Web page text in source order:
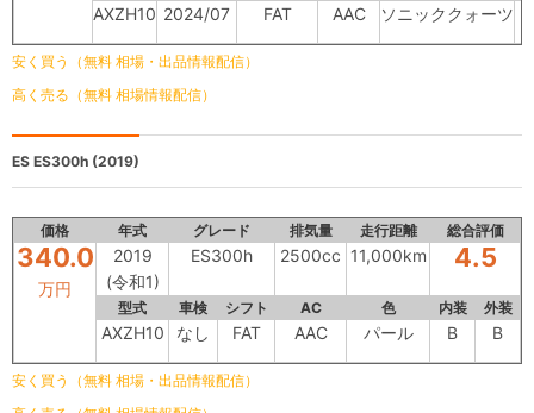
AXZH10 2024/07 FAT AAC ソニッククォーツ
安く買う（無料 相場・出品情報配信）
高く売る（無料 相場情報配信）
ES ES300h (2019)
価格 年式 グレード 排気量 走行距離 総合評価
340.0
万円
2019
(令和1)
ES300h 2500cc 11,000km 4.5
型式 車検 シフト AC 色 内装 外装
AXZH10 なし FAT AAC パール B B
安く買う（無料 相場・出品情報配信）